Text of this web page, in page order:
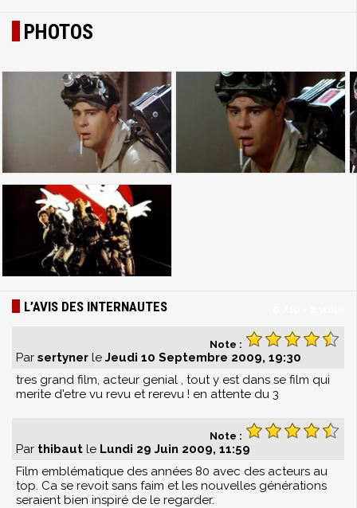
PHOTOS
L’AVIS DES INTERNAUTES
Note :
Par sertyner le Jeudi 10 Septembre 2009, 19:30
tres grand film, acteur genial , tout y est dans se film qui
merite d'etre vu revu et rerevu ! en attente du 3
Note :
Par thibaut le Lundi 29 Juin 2009, 11:59
Film emblématique des années 80 avec des acteurs au
top. Ca se revoit sans faim et les nouvelles générations
seraient bien inspiré de le regarder.